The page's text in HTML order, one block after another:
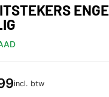
incl. btw